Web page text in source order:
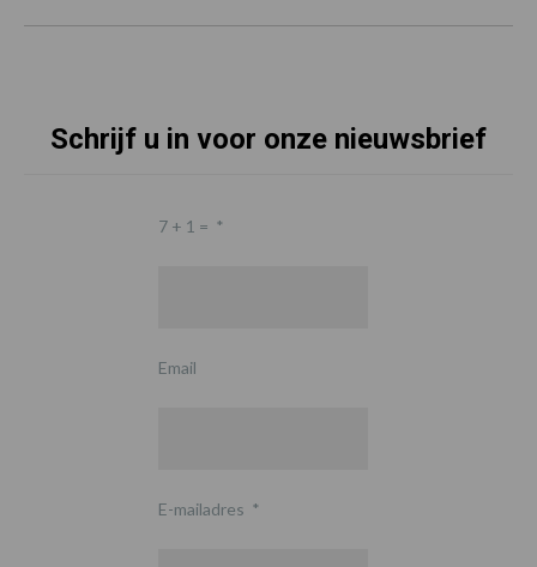
Schrijf u in voor onze nieuwsbrief
7 + 1 = *
Email
E-mailadres *